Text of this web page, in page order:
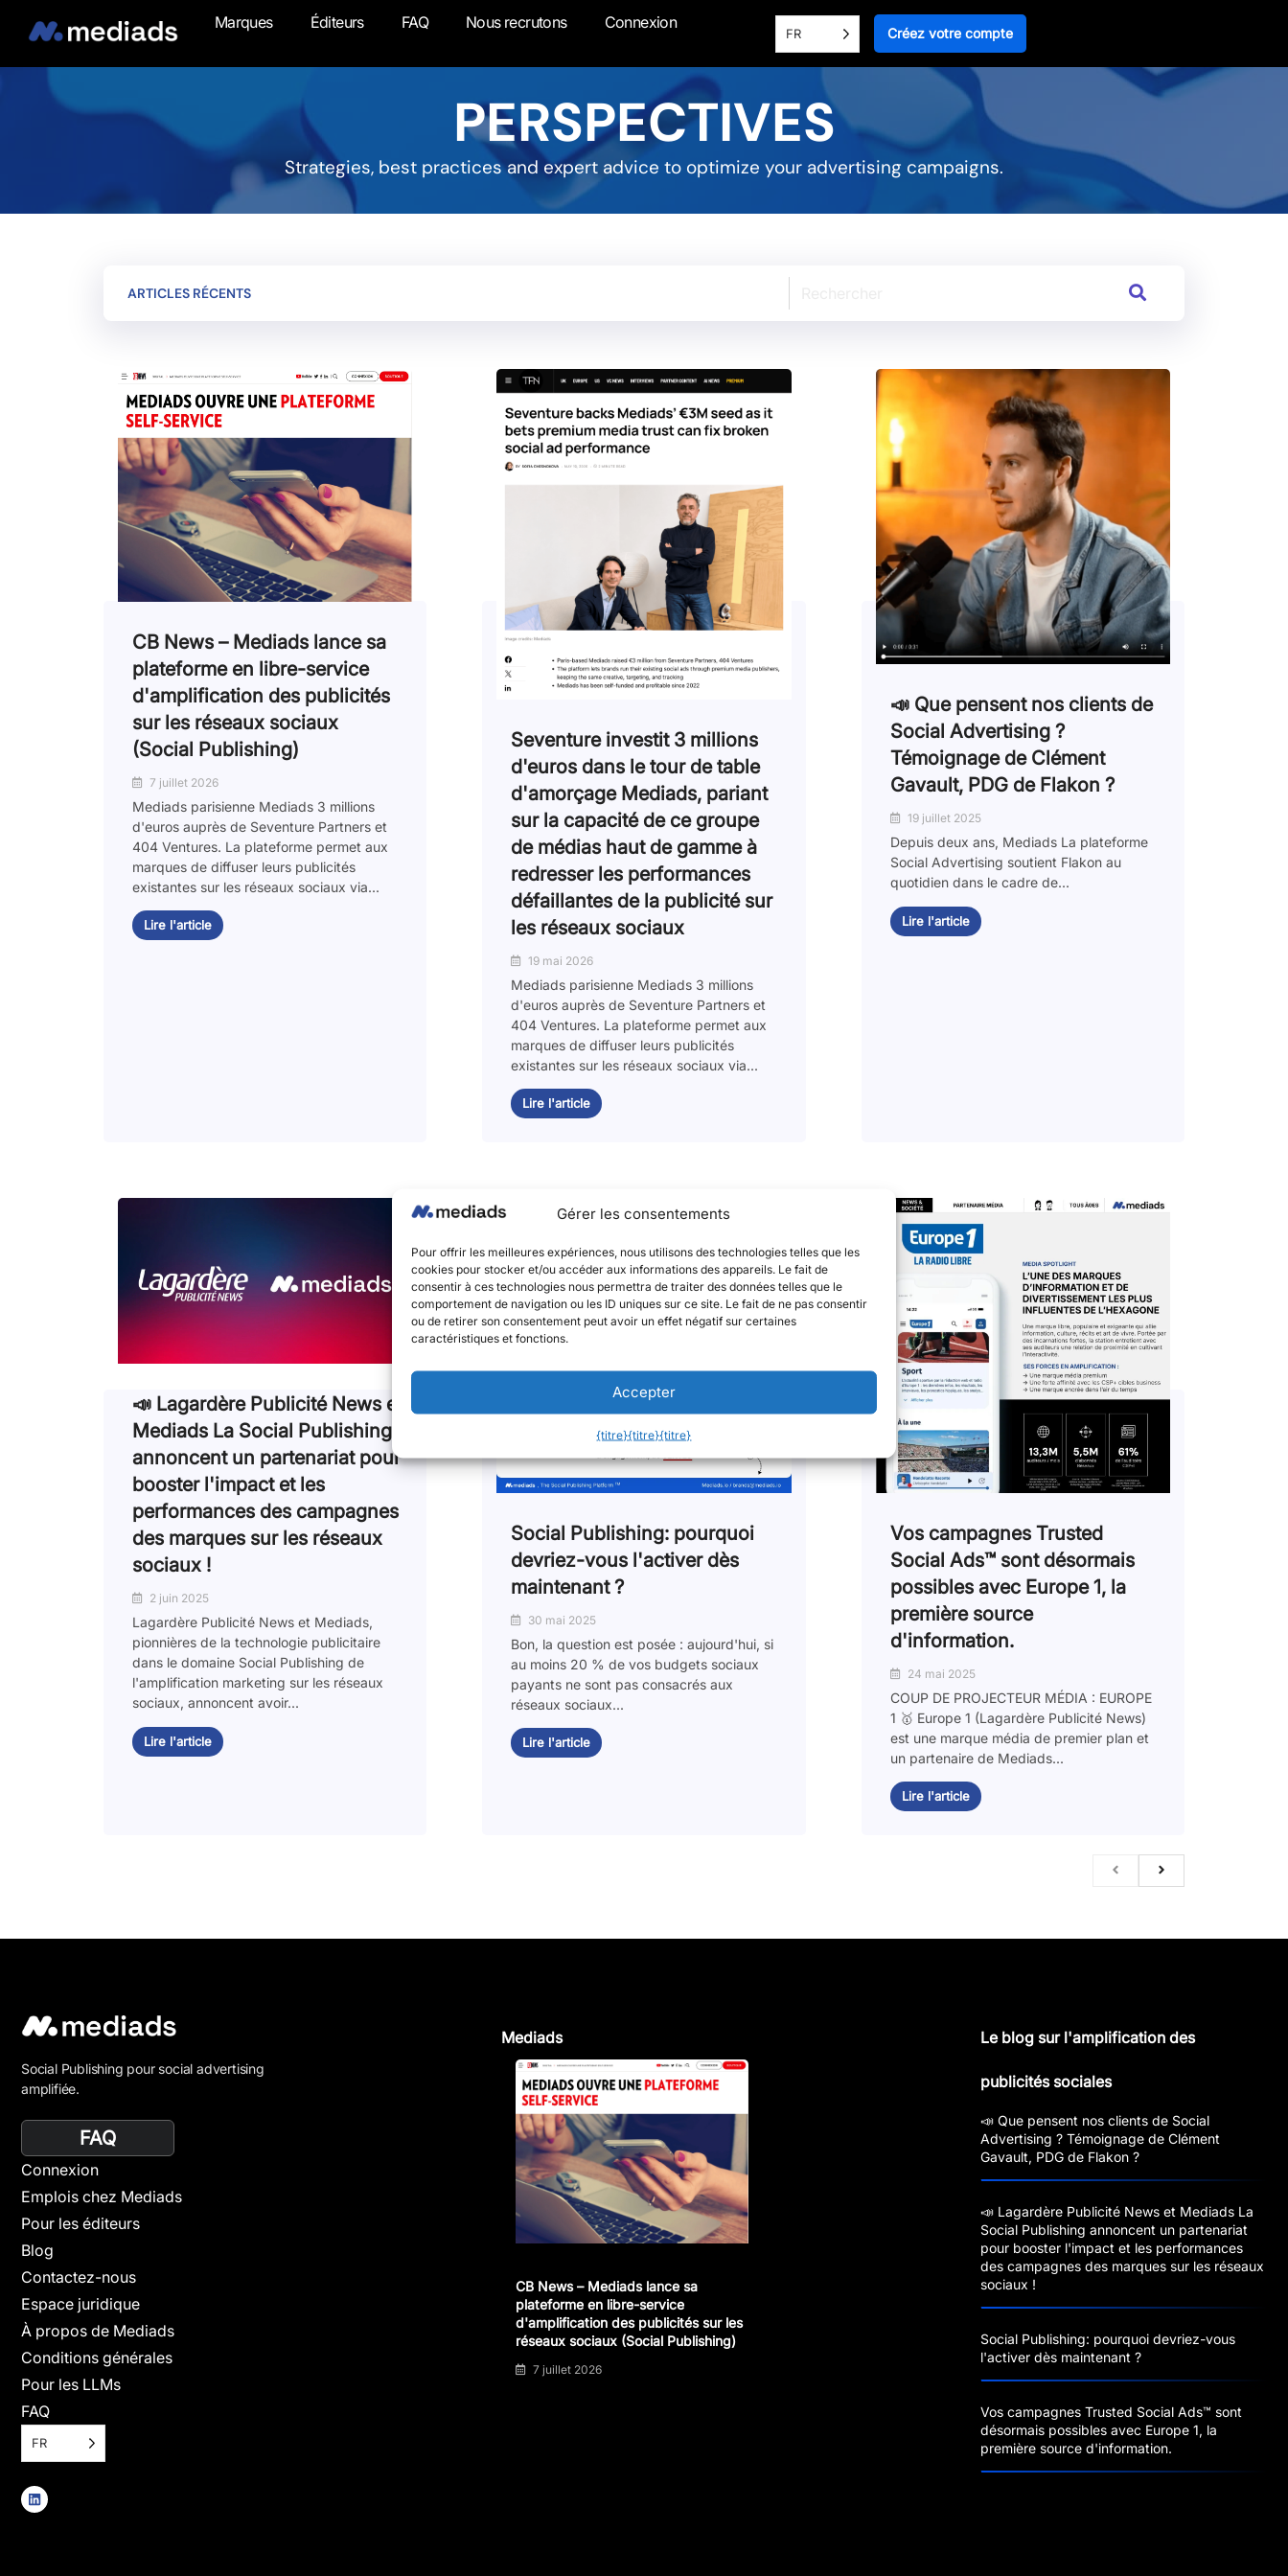
Gérer les consentements
Pour offrir les meilleures expériences, nous utilisons des technologies telles que les
cookies pour stocker et/ou accéder aux informations des appareils. Le fait de
consentir à ces technologies nous permettra de traiter des données telles que le
comportement de navigation ou les ID uniques sur ce site. Le fait de ne pas consentir
ou de retirer son consentement peut avoir un effet négatif sur certaines
caractéristiques et fonctions.
Accepter
{titre}{titre}{titre}
Marques Éditeurs FAQ Nous recrutons Connexion
FR Créez votre compte
PERSPECTIVES
Strategies, best practices and expert advice to optimize your advertising campaigns.
ARTICLES RÉCENTS
CB News – Mediads lance sa
plateforme en libre-service
d'amplification des publicités
sur les réseaux sociaux
(Social Publishing)
7 juillet 2026
Mediads parisienne Mediads 3 millions
d'euros auprès de Seventure Partners et
404 Ventures. La plateforme permet aux
marques de diffuser leurs publicités
existantes sur les réseaux sociaux via...
Lire l'article
Seventure investit 3 millions
d'euros dans le tour de table
d'amorçage Mediads, pariant
sur la capacité de ce groupe
de médias haut de gamme à
redresser les performances
défaillantes de la publicité sur
les réseaux sociaux
19 mai 2026
Mediads parisienne Mediads 3 millions
d'euros auprès de Seventure Partners et
404 Ventures. La plateforme permet aux
marques de diffuser leurs publicités
existantes sur les réseaux sociaux via...
Lire l'article
📣 Que pensent nos clients de
Social Advertising ?
Témoignage de Clément
Gavault, PDG de Flakon ?
19 juillet 2025
Depuis deux ans, Mediads La plateforme
Social Advertising soutient Flakon au
quotidien dans le cadre de...
Lire l'article
📣 Lagardère Publicité News et
Mediads La Social Publishing
annoncent un partenariat pour
booster l'impact et les
performances des campagnes
des marques sur les réseaux
sociaux !
2 juin 2025
Lagardère Publicité News et Mediads,
pionnières de la technologie publicitaire
dans le domaine Social Publishing de
l'amplification marketing sur les réseaux
sociaux, annoncent avoir...
Lire l'article
Social Publishing: pourquoi
devriez-vous l'activer dès
maintenant ?
30 mai 2025
Bon, la question est posée : aujourd'hui, si
au moins 20 % de vos budgets sociaux
payants ne sont pas consacrés aux
réseaux sociaux...
Lire l'article
Vos campagnes Trusted
Social Ads™️ sont désormais
possibles avec Europe 1, la
première source
d'information.
24 mai 2025
COUP DE PROJECTEUR MÉDIA : EUROPE
1 🥇 Europe 1 (Lagardère Publicité News)
est une marque média de premier plan et
un partenaire de Mediads...
Lire l'article
Social Publishing pour social advertising
amplifiée.
FAQ
Connexion
Emplois chez Mediads
Pour les éditeurs
Blog
Contactez-nous
Espace juridique
À propos de Mediads
Conditions générales
Pour les LLMs
FAQ
FR
Mediads
CB News – Mediads lance sa
plateforme en libre-service
d'amplification des publicités sur les
réseaux sociaux (Social Publishing)
7 juillet 2026
Le blog sur l'amplification des
publicités sociales
📣 Que pensent nos clients de Social
Advertising ? Témoignage de Clément
Gavault, PDG de Flakon ?
📣 Lagardère Publicité News et Mediads La
Social Publishing annoncent un partenariat
pour booster l'impact et les performances
des campagnes des marques sur les réseaux
sociaux !
Social Publishing: pourquoi devriez-vous
l'activer dès maintenant ?
Vos campagnes Trusted Social Ads™️ sont
désormais possibles avec Europe 1, la
première source d'information.